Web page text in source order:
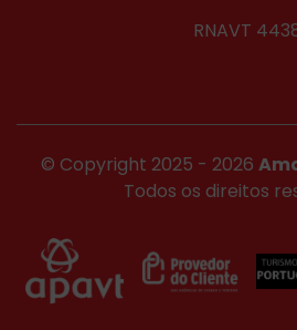
RNAVT
© Copyright 2025 - 2026
Todos os direitos